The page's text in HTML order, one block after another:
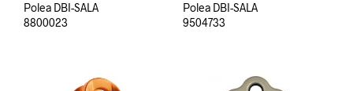
Polea DBI-SALA
8800023
Polea DBI-SALA
9504733